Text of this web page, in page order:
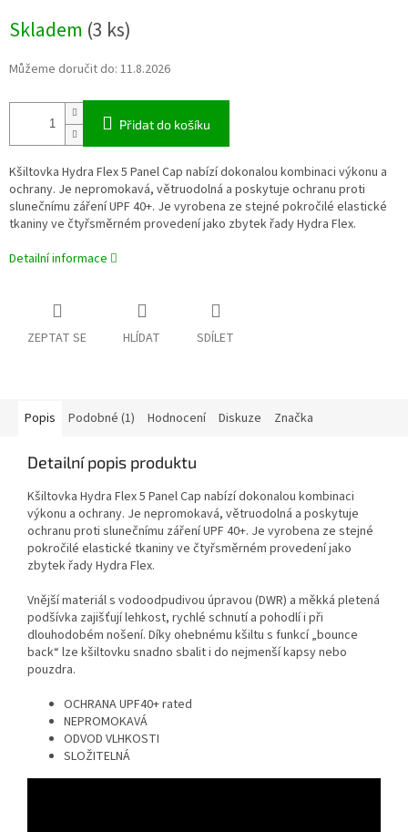
cena:
Skladem (3 ks)
Můžeme doručit do: 11.8.2026
Přidat do košíku
Kšiltovka Hydra Flex 5 Panel Cap nabízí dokonalou kombinaci výkonu a
ochrany. Je nepromokavá, větruodolná a poskytuje ochranu proti
slunečnímu záření UPF 40+. Je vyrobena ze stejné pokročilé elastické
tkaniny ve čtyřsměrném provedení jako zbytek řady Hydra Flex.
Detailní informace
ZEPTAT SE HLÍDAT SDÍLET
Popis Podobné (1) Hodnocení Diskuze Značka
Detailní popis produktu
Kšiltovka Hydra Flex 5 Panel Cap nabízí dokonalou kombinaci
výkonu a ochrany. Je nepromokavá, větruodolná a poskytuje
ochranu proti slunečnímu záření UPF 40+. Je vyrobena ze stejné
pokročilé elastické tkaniny ve čtyřsměrném provedení jako
zbytek řady Hydra Flex.
Vnější materiál s vodoodpudivou úpravou (DWR) a měkká pletená
podšívka zajišťují lehkost, rychlé schnutí a pohodlí i při
dlouhodobém nošení. Díky ohebnému kšiltu s funkcí „bounce
back“ lze kšiltovku snadno sbalit i do nejmenší kapsy nebo
pouzdra.
OCHRANA UPF40+ rated
NEPROMOKAVÁ
ODVOD VLHKOSTI
SLOŽITELNÁ